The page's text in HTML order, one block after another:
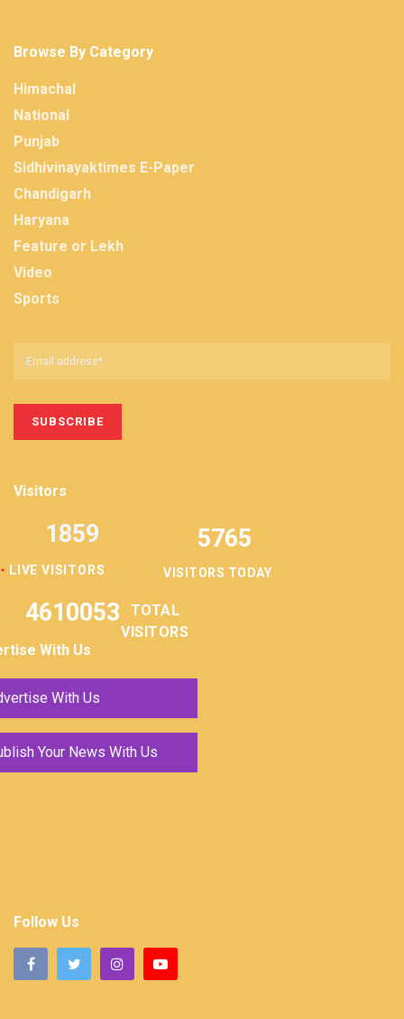
Browse By Category
Himachal
National
Punjab
Sidhivinayaktimes E-Paper
Chandigarh
Haryana
Feature or Lekh
Video
Sports
Visitors
LIVE VISITORS
1859 5765
VISITORS TODAY
4610053
TOTAL
VISITORS
With Us
With Us
Your News With Us
Follow Us